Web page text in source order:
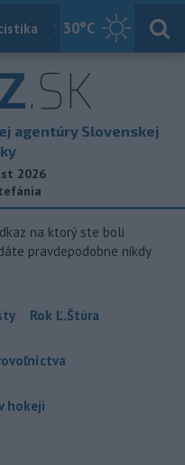
30°C
Slovensko
.SK
agentúry Slovenskej
2026
na ktorý ste boli
pravdepodobne nikdy
Rok Ľ.Štúra
hokeji